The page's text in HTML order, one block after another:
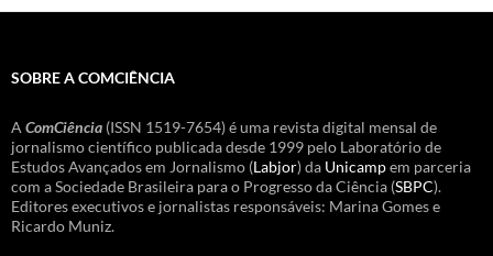
SOBRE A COMCIÊNCIA
A ComCiência (ISSN 1519-7654) é uma revista digital mensal de
jornalismo científico publicada desde 1999 pelo Laboratório de
Estudos Avançados em Jornalismo (Labjor) da Unicampem parceria
com a Sociedade Brasileira para o Progresso da Ciência (SBPC).
Editores executivos e jornalistas responsáveis: Marina Gomes e
Ricardo Muniz.